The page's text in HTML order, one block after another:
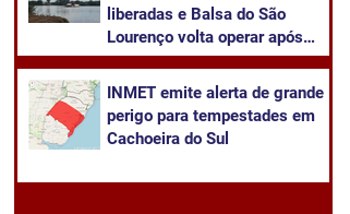
liberadas e Balsa do São
Lourenço volta operar após
baixa das águas do Rio Jacuí
INMET emite alerta de grande
perigo para tempestades em
Cachoeira do Sul